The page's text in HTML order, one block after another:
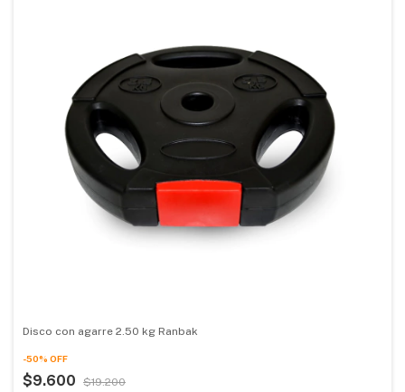
Disco con agarre 2.50 kg Ranbak
-50% OFF
$9.600 $19.200